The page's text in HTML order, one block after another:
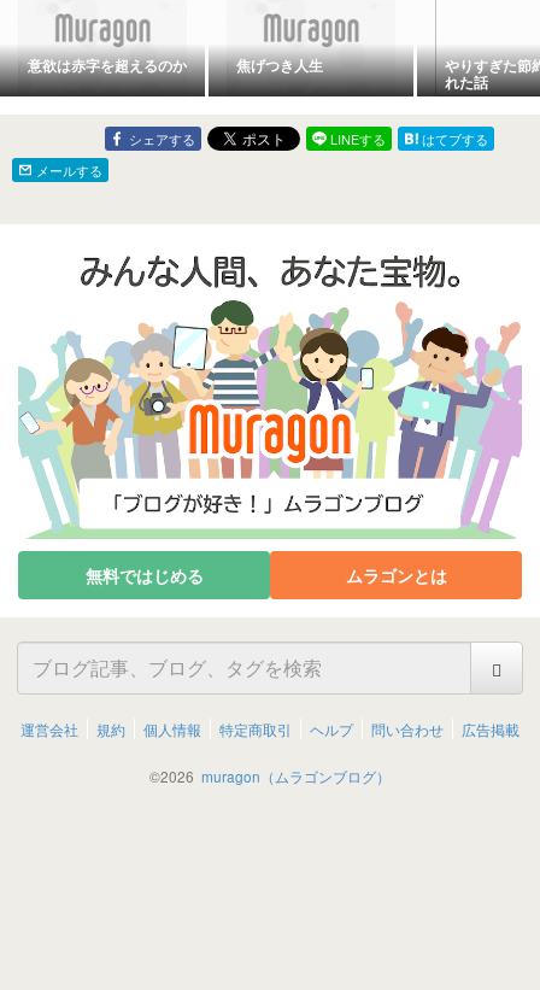
意欲は赤字を超えるのか 焦げつき人生 やりすぎた節
れた話
シェアする LINEする
はてブする
メールする
無料ではじめる ムラゴンとは
運営会社 規約 個人情報 特定商取引 ヘルプ 問い合わせ 広告掲載
©2026 muragon（ムラゴンブログ）